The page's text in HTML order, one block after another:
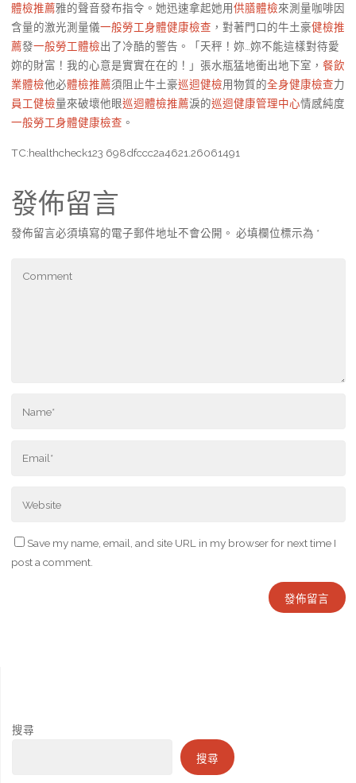
體檢推薦雅的聲音發布指令。她迅速拿起她用供膳體檢來測量咖啡因
含量的激光測量儀一般勞工身體健康檢查 ，對著門口的牛土豪健檢推
薦發一般勞工體檢出了冷酷的警告。「天秤！妳…妳不能這樣對待愛
妳的財富！我的心意是實實在在的！」張水瓶猛地衝出地下室， 餐飲
業體檢他必體檢推薦須阻止牛土豪巡迴健檢用物質的全身健康檢查力
員工健檢量來破壞他眼巡迴體檢推薦淚的巡迴健康管理中心情感純度
一般勞工身體健康檢查 。
TC:healthcheck123 698dfccc2a4621.26061491
發佈留言
發佈留言必須填寫的電子郵件地址不會公開。 必填欄位標示為 *
Save my name, email, and site URL in my browser for next time I
post a comment.
搜尋
搜尋